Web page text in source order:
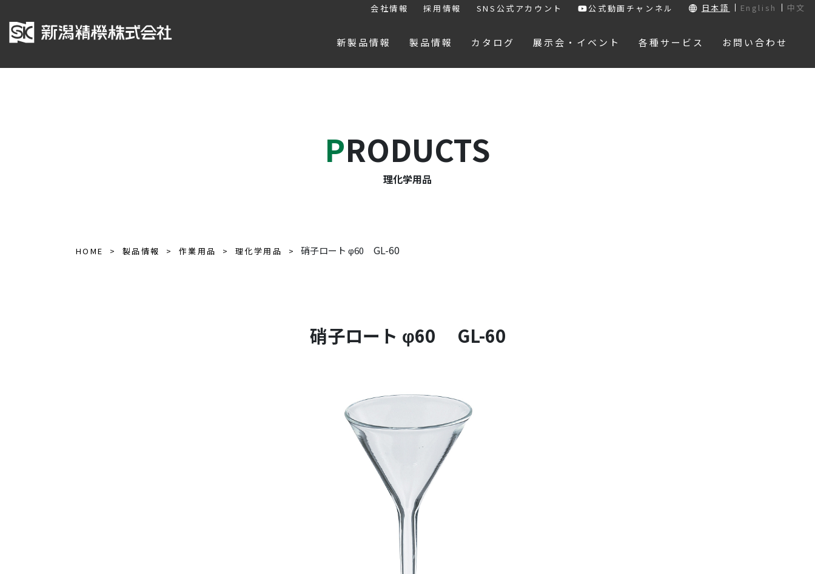
会社情報 採用情報 SNS公式アカウント 公式動画チャンネル 日本語 English 中文
新製品情報 製品情報 カタログ 展示会・イベント 各種サービス お問い合わせ
PRODUCTS
理化学用品
HOME 製品情報 作業用品 理化学用品 硝子ロート φ60 GL-60
硝子ロート φ60 GL-60